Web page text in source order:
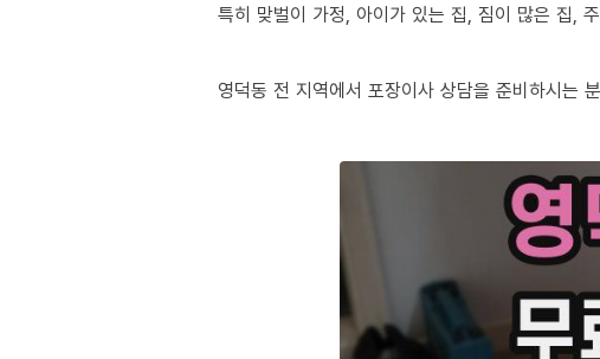
특히 맞벌이 가정, 아이가 있는 집, 짐이 많은 집,
영덕동 전 지역에서 포장이사 상담을 준비하시는